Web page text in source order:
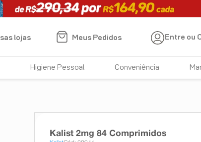
lojas
Meus Pedidos Entre ou
Higiene Pessoal Conveniência
Kalist 2mg 84 Comprimidos